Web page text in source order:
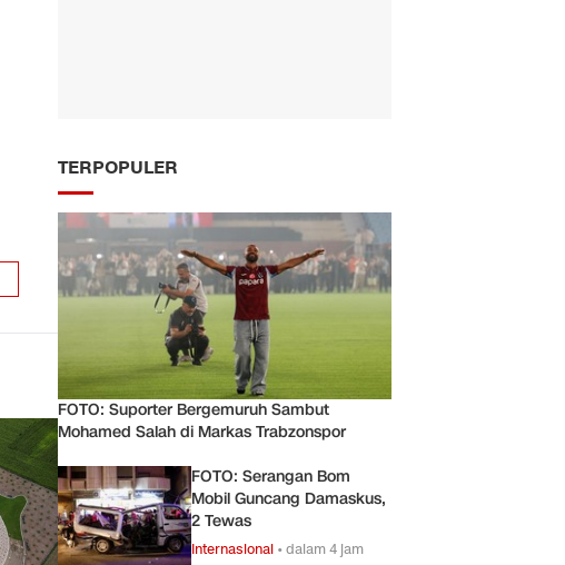
TERPOPULER
FOTO: Suporter Bergemuruh Sambut
Mohamed Salah di Markas Trabzonspor
FOTO: Serangan Bom
Mobil Guncang Damaskus,
2 Tewas
Internasional •dalam 4 jam